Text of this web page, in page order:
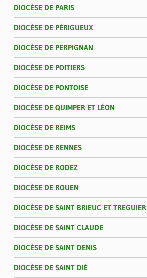
DIOCÈSE DE PARIS
DIOCÈSE DE PÉRIGUEUX
DIOCÈSE DE PERPIGNAN
DIOCÈSE DE POITIERS
DIOCÈSE DE PONTOISE
DIOCÈSE DE QUIMPER ET LÉON
DIOCÈSE DE REIMS
DIOCÈSE DE RENNES
DIOCÈSE DE RODEZ
DIOCÈSE DE ROUEN
DIOCÈSE DE SAINT BRIEUC ET TREGUIER
DIOCÈSE DE SAINT CLAUDE
DIOCÈSE DE SAINT DENIS
DIOCÈSE DE SAINT DIÉ